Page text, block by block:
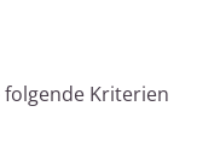
folgende Kriterien